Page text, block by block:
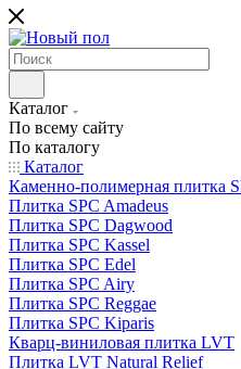
Каталог
По всему сайту
По каталогу
Каталог
Каменно-полимерная плитка
Плитка SPC Amadeus
Плитка SPC Dagwood
Плитка SPC Kassel
Плитка SPC Edel
Плитка SPC Airy
Плитка SPC Reggae
Плитка SPC Kiparis
Кварц-виниловая плитка LVT
Плитка LVT Natural Relief